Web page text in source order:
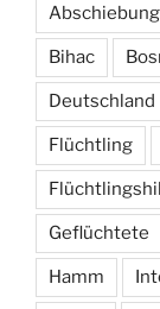
Abschiebung
Bihac
Deutschland
Flüchtling
Geflüchtete
Hamm